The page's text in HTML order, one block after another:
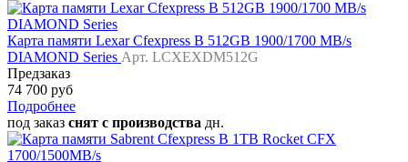
Карта памяти Lexar Cfexpress B 512GB 1900/1700 MB/s
DIAMOND Series Арт. LCXEXDM512G
Предзаказ
74 700 руб
Подробнее
под заказ снят с производства дн.